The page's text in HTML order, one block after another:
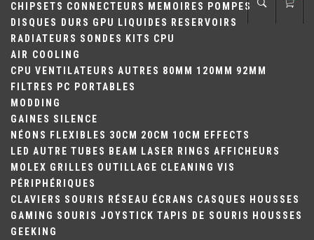
CHIPSETS CONNECTEURS MEMOIRES
POMPES
DISQUES DURS GPU LIQUIDES
RESERVOIRS
RADIATEURS SONDES KITS CPU
AIR COOLING
CPU VENTILATEURS AUTRES 80MM 120MM
92MM
FILTRES
PC PORTABLES
MODDING
GAINES SILENCE
NÉONS
FLEXIBLES 30CM 20CM 10CM
EFFECTS
LED AUTRE TUBES BEAM LASER RINGS AFFICHEURS
MOLEX GRILLES OUTILLAGE CLEANING VIS
PÉRIPHÉRIQUES
CLAVIERS SOURIS RÉSEAU ÉCRANS CASQUES
HOUSSES
GAMING SOURIS JOYSTICK TAPIS DE SOURIS
HOUSSES
GEEKING